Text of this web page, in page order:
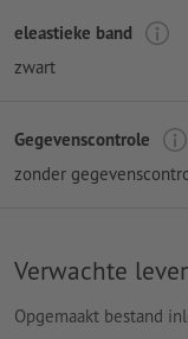
eleastieke band
zwart
Gegevenscontrole
zonder
Verwachte
Opgemaakt bestand